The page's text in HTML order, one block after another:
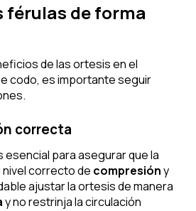
férulas de forma
de las ortesis en el
codo, es importante seguir
correcta
esencial para asegurar que la
correcto de compresióny
ajustar la ortesis de manera
y no restrinja la circulación